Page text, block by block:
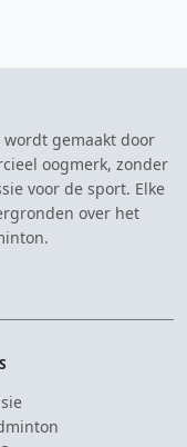
gemaakt door
oogmerk, zonder
voor de sport. Elke
over het